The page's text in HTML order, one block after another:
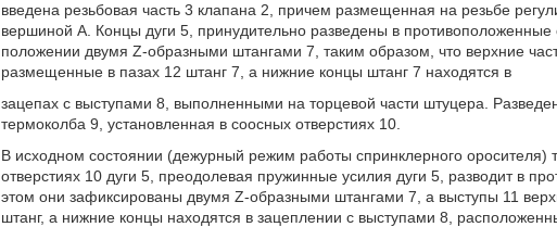
введена резьбовая часть 3 клапана 2, причем размещенная на резьбе
вершиной А. Концы дуги 5, принудительно разведены в
положении двумя Z-образными штангами 7, таким образом, что верхние
размещенные в пазах 12 штанг 7, а нижние концы штанг 7 находятся в
зацепах с выступами 8, выполненными на торцевой части штуцера.
термоколба 9, установленная в соосных отверстиях 10.
В исходном состоянии (дежурный режим работы спринклерного оросителя)
отверстиях 10 дуги 5, преодолевая пружинные усилия дуги 5, разводит в
этом они зафиксированы двумя Z-образными штангами 7, а выступы 11
штанг, а нижние концы находятся в зацеплении с выступами 8,